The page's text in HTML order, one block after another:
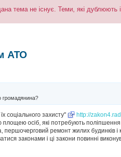
тема не існує. Теми, які
АТО
громадянина?
соціального захисту"
http://
осіб, які потребують
першочерговий ремонт жилих будинків
законами і ці закони повинні